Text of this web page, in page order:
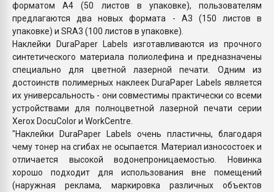
форматом А4 (50 листов в упаковке), пользователям
предлагаются два новых формата - А3 (150 листов в
упаковке) и SRА3 (100 листов в упаковке).
Наклейки DuraPaper Labels изготавливаются из прочного
синтетического материала полиолефина и предназначены
специально для цветной лазерной печати. Одним из
достоинств полимерных наклеек DuraPaper Labels является
их универсальность - они совместимы практически со всеми
устройствами для полноцветной лазерной печати серии
Xerox DocuColor и WorkCentre.
"Наклейки DuraPaper Labels очень пластичны, благодаря
чему тонер на сгибах не осыпается. Материал износостоек и
отличается высокой водонепроницаемостью. Новинка
хорошо подходит для использования вне помещений
(наружная реклама, маркировка различных объектов